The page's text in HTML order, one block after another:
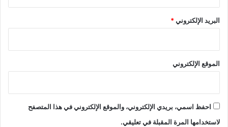
البريد الإلكتروني*
الموقع الإلكتروني
احفظ اسمي، بريدي الإلكتروني، والموقع الإلكتروني في هذا المتصفح
لاستخدامها المرة المقبلة في تعليقي.